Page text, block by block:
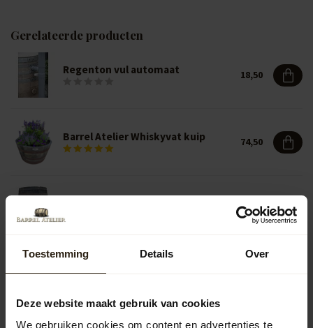
Toestemming Details Over
Deze website maakt gebruik van cookies
We gebruiken cookies om content en advertenties te
Gerelateerde producten
Regenton vul automaat 18,50
Barrel Atelier Whiskyvat kuip 74,50
334,50
info@barrelatelier.nl of038 - 3760185. We helpen je graag!